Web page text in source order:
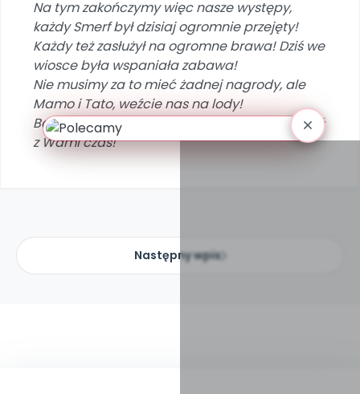
Na tym zakończymy więc nasze występy,
każdy Smerf był dzisiaj ogromnie przejęty!
Każdy też zasłużył na ogromne brawa! Dziś we
wiosce była wspaniała zabawa!
Nie musimy za to mieć żadnej nagrody, ale
Mamo i Tato, weźcie nas na lody!
Bo my bardzo kochamy Was i lubimy spędzać
z Wami czas!
Następny wpis